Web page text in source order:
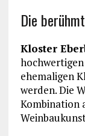
Die
Kloster
ehemaligen
werden. Die
Kombination